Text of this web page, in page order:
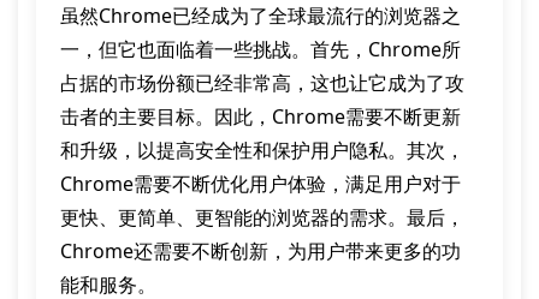
虽然Chrome已经成为了全球最流行的浏览器之
一，但它也面临着一些挑战。首先，Chrome所
占据的市场份额已经非常高，这也让它成为了攻
击者的主要目标。因此，Chrome需要不断更新
和升级，以提高安全性和保护用户隐私。其次，
Chrome需要不断优化用户体验，满足用户对于
更快、更简单、更智能的浏览器的需求。最后，
Chrome还需要不断创新，为用户带来更多的功
能和服务。